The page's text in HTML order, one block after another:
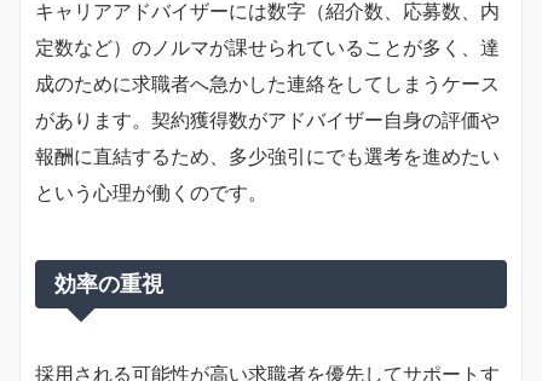
キャリアアドバイザーには数字（紹介数、応募数、内
定数など）のノルマが課せられていることが多く、達
成のために求職者へ急かした連絡をしてしまうケース
があります。契約獲得数がアドバイザー自身の評価や
報酬に直結するため、多少強引にでも選考を進めたい
という心理が働くのです。
効率の重視
採用される可能性が高い求職者を優先してサポートす